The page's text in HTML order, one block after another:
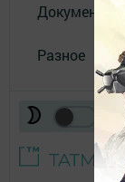
Документы
Разное